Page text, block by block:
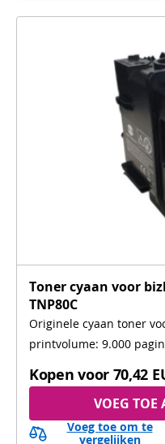
Toner cyaan voor
TNP80C
Originele cyaan toner
printvolume: 9.000
Kopen voor 70,42
VOEG TOE
Voeg toe om te
vergelijken